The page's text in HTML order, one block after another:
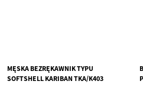
MĘSKA BEZRĘKAWNIK TYPU
SOFTSHELL KARIBAN TKA/K403